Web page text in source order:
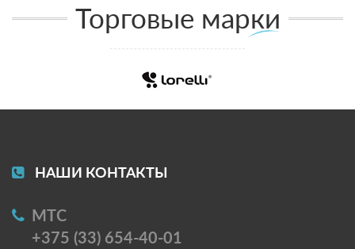
Торговые марки
НАШИ КОНТАКТЫ
МТС
+375 (33) 654-40-01